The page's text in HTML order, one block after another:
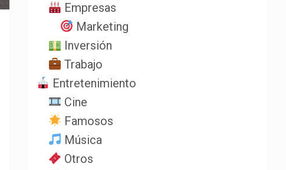
Empresas
Marketing
Inversión
Trabajo
Entretenimiento
Cine
Famosos
Música
Otros